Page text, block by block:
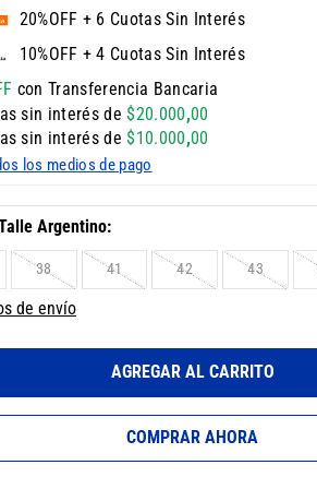
20%OFF + 6 Cuotas Sin Interés
10%OFF + 4 Cuotas Sin Interés
con Transferencia Bancaria
sin interés de$20.000,00
sin interés de$10.000,00
los medios de pago
38 41 42 43
de envío
AGREGAR AL CARRITO
COMPRAR AHORA